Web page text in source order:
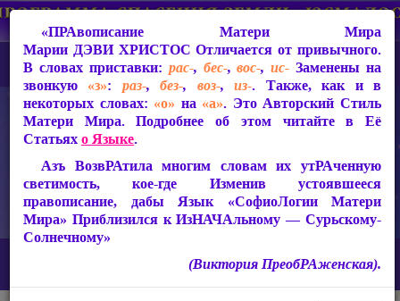
СакРАльная Поэзия Матери Мира
Песнь Сириуса Знамение
«ПРАвописание Матери Мира
Марии ДЭВИ ХРИСТОС Отличается от привычного.
В словах приставки: рас-, бес-,вос-,ис- Заменены на
звонкую «з»: раз-,без-, воз-,из-. Также, как и в
некоторых словах: «о» на «а». Это Авторский Стиль
Матери Мира. Подробнее об этом читайте в Её
Статьяхо Языке.
Азъ ВозвРАтила многим словам их утРАченную
светимость, кое-где Изменив устоявшееся
правописание, дабы Язык «СофиоЛогии Матери
Мира» Приблизился к ИзНАЧАльному — Сурьскому-
Солнечному»
(Виктория ПреобРАженская).